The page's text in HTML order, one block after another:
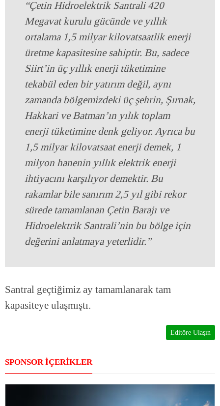
“Çetin Hidroelektrik Santrali 420
Megavat kurulu gücünde ve yıllık
ortalama 1,5 milyar kilovatsaatlik enerji
üretme kapasitesine sahiptir. Bu, sadece
Siirt’in üç yıllık enerji tüketimine
tekabül eden bir yatırım değil, aynı
zamanda bölgemizdeki üç şehrin, Şırnak,
Hakkari ve Batman’ın yılık toplam
enerji tüketimine denk geliyor. Ayrıca bu
1,5 milyar kilovatsaat enerji demek, 1
milyon hanenin yıllık elektrik enerji
ihtiyacını karşılıyor demektir. Bu
rakamlar bile sanırım 2,5 yıl gibi rekor
sürede tamamlanan Çetin Barajı ve
Hidroelektrik Santrali’nin bu bölge için
değerini anlatmaya yeterlidir.”
Santral geçtiğimiz ay tamamlanarak tam
kapasiteye ulaşmıştı.
Editöre Ulaşın
SPONSOR İÇERİKLER